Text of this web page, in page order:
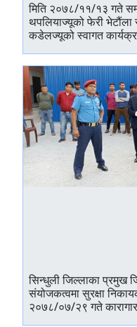
मिति २०७८/११/१३ गते
थपलियाज्यूको फेरी भेटौंला
कडेलज्यूको स्वागत
सिन्धुली जिल्लाका प्रमुख
संयोजकत्वमा सुरक्षा
२०७८/०७/२९ गते